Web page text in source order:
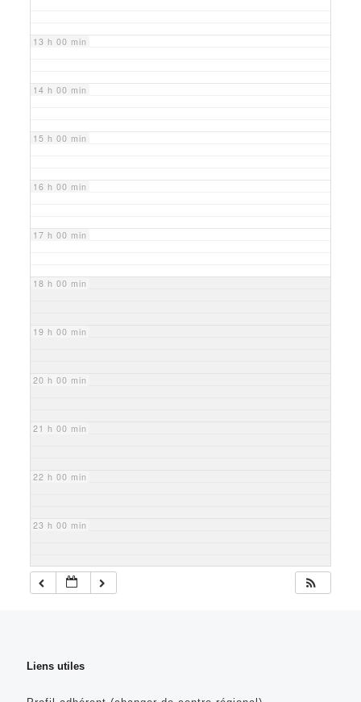
13 h 00 min
14 h 00 min
15 h 00 min
16 h 00 min
17 h 00 min
18 h 00 min
19 h 00 min
20 h 00 min
21 h 00 min
22 h 00 min
23 h 00 min
Liens utiles